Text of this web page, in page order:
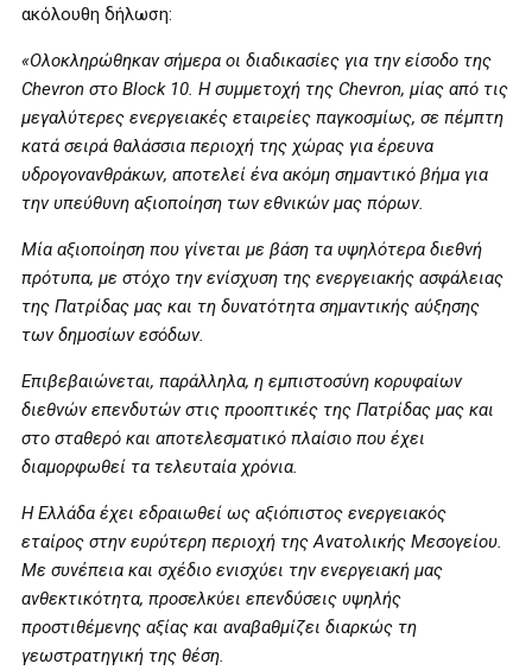
ακόλουθη δήλωση:
«Ολοκληρώθηκαν σήμερα οι διαδικασίες για την είσοδο της
Chevron στο Block 10. Η συμμετοχή της Chevron, μίας από τις
μεγαλύτερες ενεργειακές εταιρείες παγκοσμίως, σε πέμπτη
κατά σειρά θαλάσσια περιοχή της χώρας για έρευνα
υδρογονανθράκων, αποτελεί ένα ακόμη σημαντικό βήμα για
την υπεύθυνη αξιοποίηση των εθνικών μας πόρων.
Μία αξιοποίηση που γίνεται με βάση τα υψηλότερα διεθνή
πρότυπα, με στόχο την ενίσχυση της ενεργειακής ασφάλειας
της Πατρίδας μας και τη δυνατότητα σημαντικής αύξησης
των δημοσίων εσόδων.
Επιβεβαιώνεται, παράλληλα, η εμπιστοσύνη κορυφαίων
διεθνών επενδυτών στις προοπτικές της Πατρίδας μας και
στο σταθερό και αποτελεσματικό πλαίσιο που έχει
διαμορφωθεί τα τελευταία χρόνια.
Η Ελλάδα έχει εδραιωθεί ως αξιόπιστος ενεργειακός
εταίρος στην ευρύτερη περιοχή της Ανατολικής Μεσογείου.
Με συνέπεια και σχέδιο ενισχύει την ενεργειακή μας
ανθεκτικότητα, προσελκύει επενδύσεις υψηλής
προστιθέμενης αξίας και αναβαθμίζει διαρκώς τη
γεωστρατηγική της θέση.